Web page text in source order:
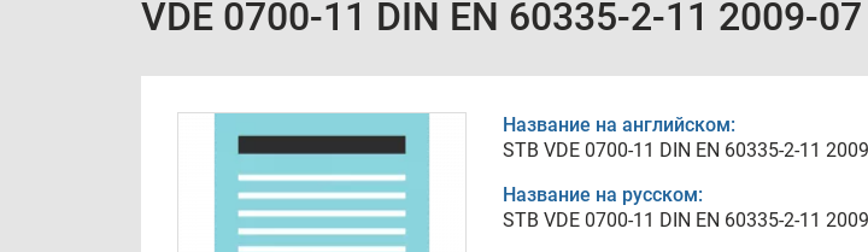
VDE 0700-11 DIN EN 60335-2-11 2009-07
Название на английском:
STB VDE 0700-11 DIN EN 60335-2-11
Название на русском:
STB VDE 0700-11 DIN EN 60335-2-11